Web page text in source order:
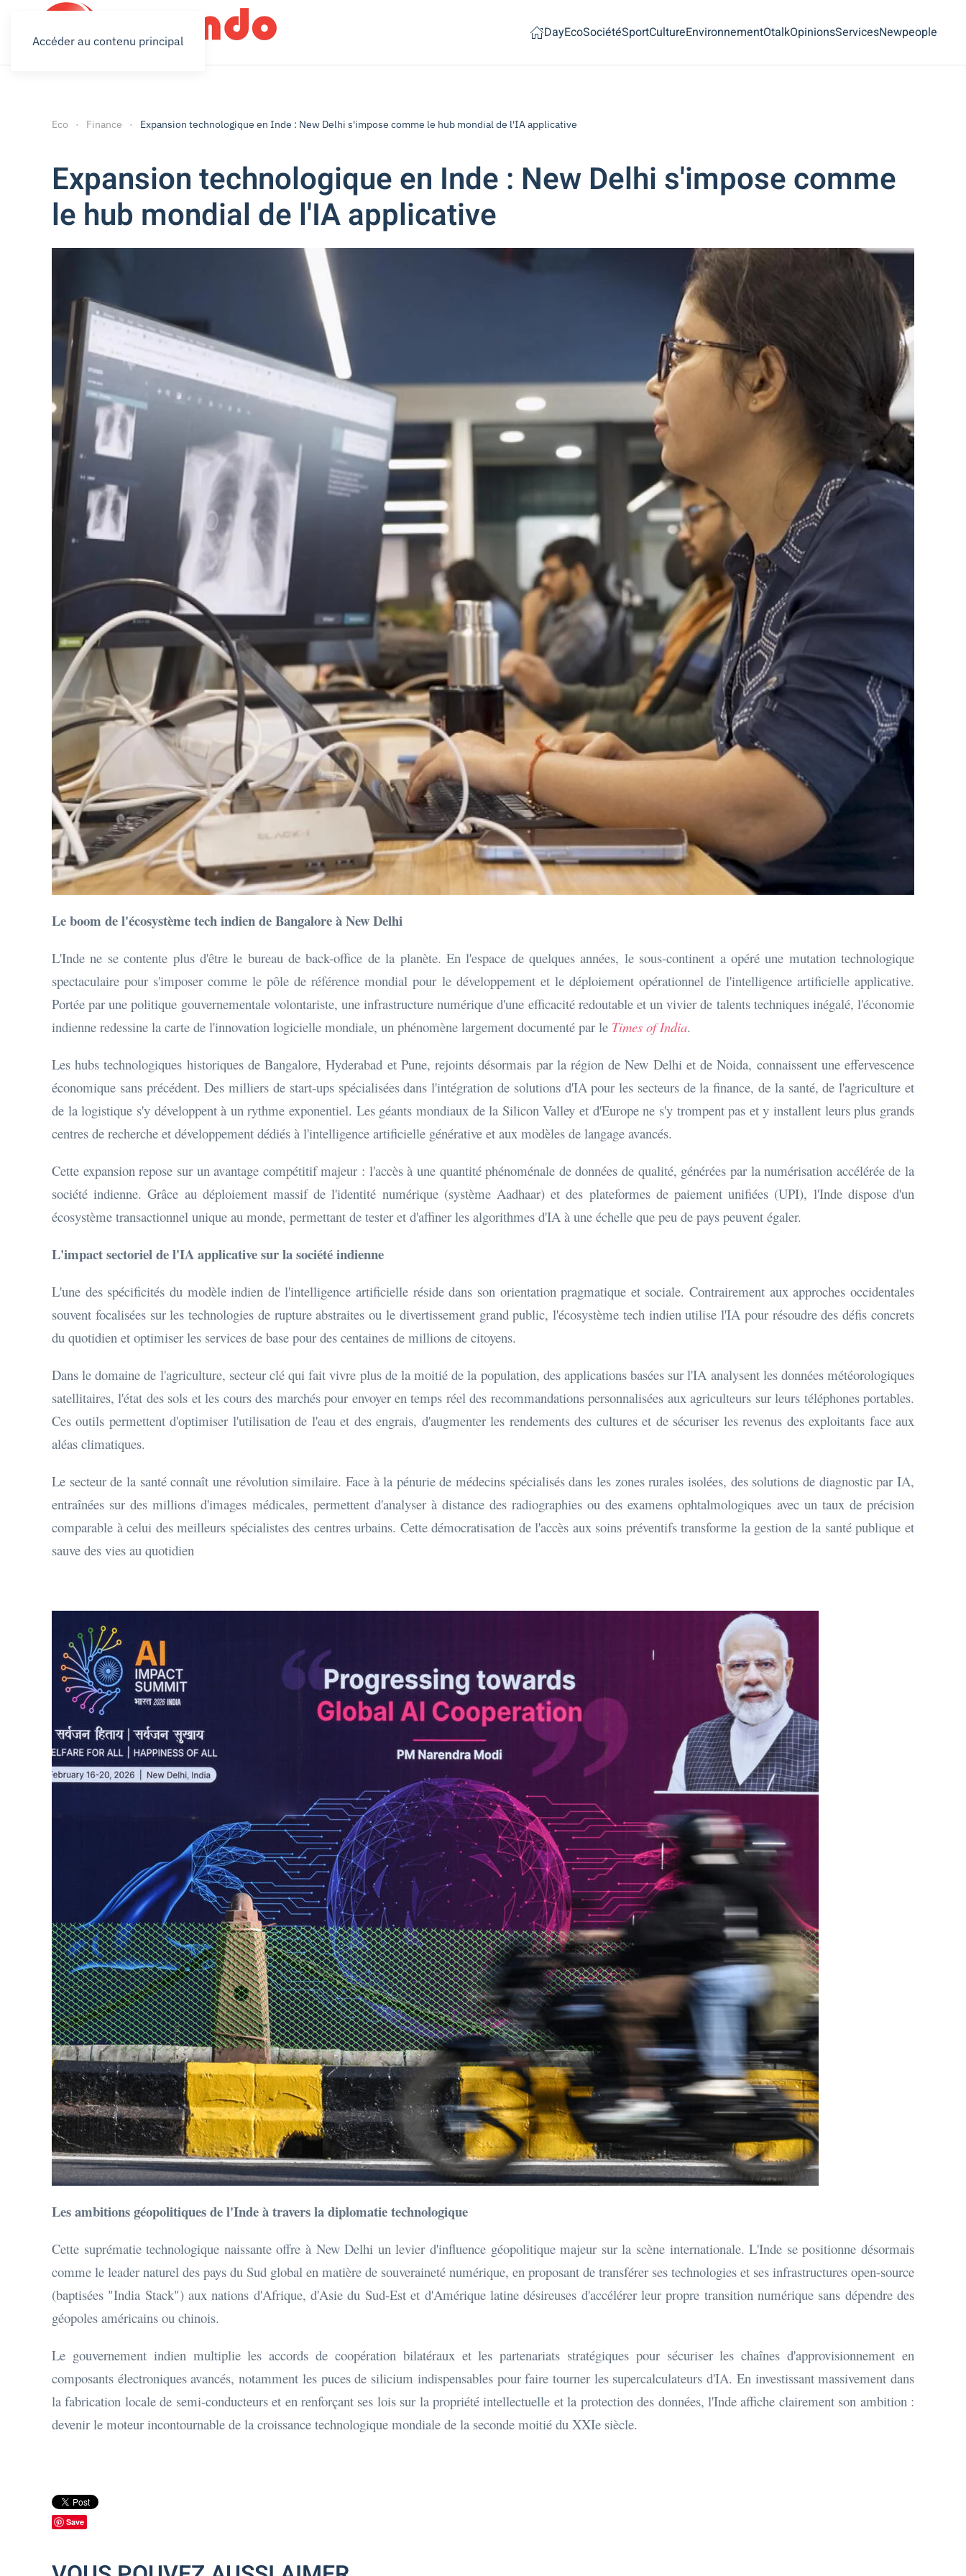
Accéder au contenu principal DayEcoSociétéSportCultureEnvironnementOtalkOpinionsServicesNewpeople
Eco Finance Expansion technologique en Inde : New Delhi s'impose comme le hub mondial de l'IA applicative
Expansion technologique en Inde : New Delhi s'impose comme
le hub mondial de l'IA applicative
Le boom de l'écosystème tech indien de Bangalore à New Delhi
L'Inde ne se contente plus d'être le bureau de back-office de la planète. En l'espace de quelques années, le sous-continent a opéré une mutation technologique
spectaculaire pour s'imposer comme le pôle de référence mondial pour le développement et le déploiement opérationnel de l'intelligence artificielle applicative.
Portée par une politique gouvernementale volontariste, une infrastructure numérique d'une efficacité redoutable et un vivier de talents techniques inégalé, l'économie
indienne redessine la carte de l'innovation logicielle mondiale, un phénomène largement documenté par le Times of India.
Les hubs technologiques historiques de Bangalore, Hyderabad et Pune, rejoints désormais par la région de New Delhi et de Noida, connaissent une effervescence
économique sans précédent. Des milliers de start-ups spécialisées dans l'intégration de solutions d'IA pour les secteurs de la finance, de la santé, de l'agriculture et
de la logistique s'y développent à un rythme exponentiel. Les géants mondiaux de la Silicon Valley et d'Europe ne s'y trompent pas et y installent leurs plus grands
centres de recherche et développement dédiés à l'intelligence artificielle générative et aux modèles de langage avancés.
Cette expansion repose sur un avantage compétitif majeur : l'accès à une quantité phénoménale de données de qualité, générées par la numérisation accélérée de la
société indienne. Grâce au déploiement massif de l'identité numérique (système Aadhaar) et des plateformes de paiement unifiées (UPI), l'Inde dispose d'un
écosystème transactionnel unique au monde, permettant de tester et d'affiner les algorithmes d'IA à une échelle que peu de pays peuvent égaler.
L'impact sectoriel de l'IA applicative sur la société indienne
L'une des spécificités du modèle indien de l'intelligence artificielle réside dans son orientation pragmatique et sociale. Contrairement aux approches occidentales
souvent focalisées sur les technologies de rupture abstraites ou le divertissement grand public, l'écosystème tech indien utilise l'IA pour résoudre des défis concrets
du quotidien et optimiser les services de base pour des centaines de millions de citoyens.
Dans le domaine de l'agriculture, secteur clé qui fait vivre plus de la moitié de la population, des applications basées sur l'IA analysent les données météorologiques
satellitaires, l'état des sols et les cours des marchés pour envoyer en temps réel des recommandations personnalisées aux agriculteurs sur leurs téléphones portables.
Ces outils permettent d'optimiser l'utilisation de l'eau et des engrais, d'augmenter les rendements des cultures et de sécuriser les revenus des exploitants face aux
aléas climatiques.
Le secteur de la santé connaît une révolution similaire. Face à la pénurie de médecins spécialisés dans les zones rurales isolées, des solutions de diagnostic par IA,
entraînées sur des millions d'images médicales, permettent d'analyser à distance des radiographies ou des examens ophtalmologiques avec un taux de précision
comparable à celui des meilleurs spécialistes des centres urbains. Cette démocratisation de l'accès aux soins préventifs transforme la gestion de la santé publique et
sauve des vies au quotidien
Les ambitions géopolitiques de l'Inde à travers la diplomatie technologique
Cette suprématie technologique naissante offre à New Delhi un levier d'influence géopolitique majeur sur la scène internationale. L'Inde se positionne désormais
comme le leader naturel des pays du Sud global en matière de souveraineté numérique, en proposant de transférer ses technologies et ses infrastructures open-source
(baptisées "India Stack") aux nations d'Afrique, d'Asie du Sud-Est et d'Amérique latine désireuses d'accélérer leur propre transition numérique sans dépendre des
géopoles américains ou chinois.
Le gouvernement indien multiplie les accords de coopération bilatéraux et les partenariats stratégiques pour sécuriser les chaînes d'approvisionnement en
composants électroniques avancés, notamment les puces de silicium indispensables pour faire tourner les supercalculateurs d'IA. En investissant massivement dans
la fabrication locale de semi-conducteurs et en renforçant ses lois sur la propriété intellectuelle et la protection des données, l'Inde affiche clairement son ambition :
devenir le moteur incontournable de la croissance technologique mondiale de la seconde moitié du XXIe siècle.
Save